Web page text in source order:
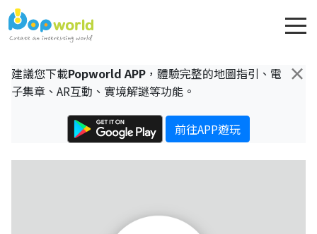
×
建議您下載Popworld APP ，體驗完整的地圖指引、電
子集章、AR互動、實境解謎等功能。
前往APP遊玩